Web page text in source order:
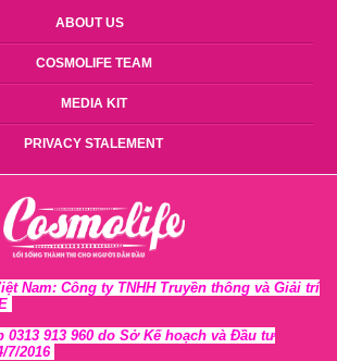
ABOUT US
COSMOLIFE TEAM
MEDIA KIT
PRIVACY STALEMENT
Nam: Công ty TNHH Truyền thông và Giải trí
0313 913 960 do Sở Kế hoạch và Đầu tư
7/2016